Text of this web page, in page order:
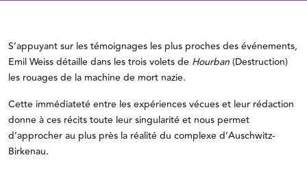
S’appuyant sur les témoignages les plus proches des événements,
Emil Weiss détaille dans les trois volets de Hourban(Destruction)
les rouages de la machine de mort nazie.
Cette immédiateté entre les expériences vécues et leur rédaction
donne à ces récits toute leur singularité et nous permet
d’approcher au plus près la réalité du complexe d’Auschwitz-
Birkenau.